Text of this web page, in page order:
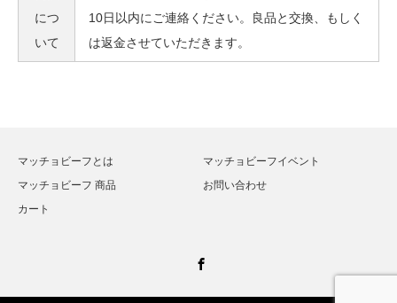
につ
いて
10日以内にご連絡ください。良品と交換、もしく
は返金させていただきます。
マッチョビーフとは
マッチョビーフイベント
マッチョビーフ 商品
お問い合わせ
カート